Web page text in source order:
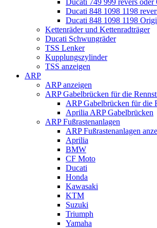
Ducati 749 999 revers oder
Ducati 848 1098 1198
Ducati 848 1098 1198
Kettenräder und Kettenradträger
Ducati Schwungräder
TSS Lenker
Kupplungszylinder
TSS anzeigen
ARP
ARP anzeigen
ARP Gabelbrücken für die
ARP Gabelbrücken für die
Aprilia ARP Gabelbrücken
ARP Fußrastenanlagen
ARP Fußrastenanlagen
Aprilia
BMW
CF Moto
Ducati
Honda
Kawasaki
KTM
Suzuki
Triumph
Yamaha